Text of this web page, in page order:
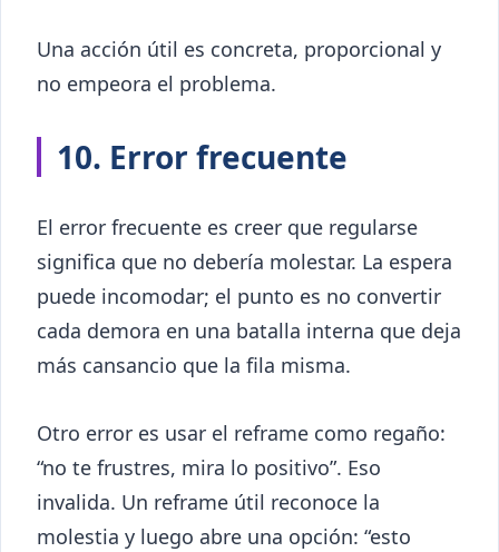
Una acción útil es concreta, proporcional y
no empeora el problema.
10. Error frecuente
El error frecuente es creer que regularse
significa que no debería molestar. La espera
puede incomodar; el punto es no convertir
cada demora en una batalla interna que deja
más cansancio que la fila misma.
Otro error es usar el reframe como regaño:
“no te frustres, mira lo positivo”. Eso
invalida. Un reframe útil reconoce la
molestia y luego abre una opción: “esto